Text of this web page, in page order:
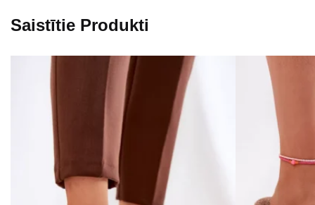
Saistītie Produkti